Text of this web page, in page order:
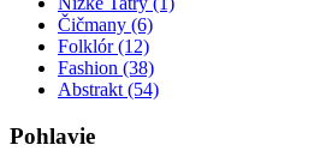
Čičmany (6)
Folklór (12)
Fashion (38)
Abstrakt (54)
Pohlavie